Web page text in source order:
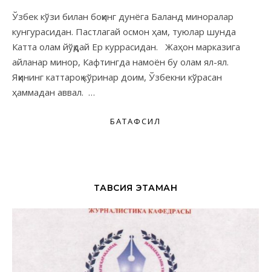
Ўзбек кўзи билан боқинг дунёга Баланд миноралар
кунгурасидан. Пастлагай осмон ҳам, туюлар шунда
Катта олам йўқдай Ер куррасидан. Жаҳон марказига
айланар минор, Кафтингда намоён бу олам ял-ял.
Яқининг каттароқ кўринар доим, Ўзбекни кўрасан
ҳаммадан аввал. …
БАТАФСИЛ
ТАВСИЯ ЭТАМАН